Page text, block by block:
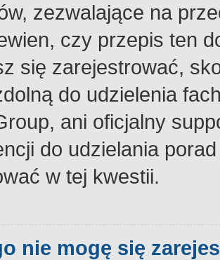
zezwalające na
czy przepis ten
się zarejestrować,
do udzielenia
ani oficjalny
do udzielania
w tej kwestii.
nie mogę się